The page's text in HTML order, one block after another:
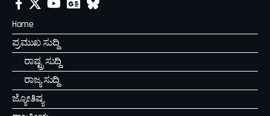
Home
ಪ್ರಮುಖ ಸುದ್ದಿ
ರಾಷ್ಟ್ರ ಸುದ್ದಿ
ರಾಜ್ಯ ಸುದ್ದಿ
ಜ್ಯೋತಿಷ್ಯ